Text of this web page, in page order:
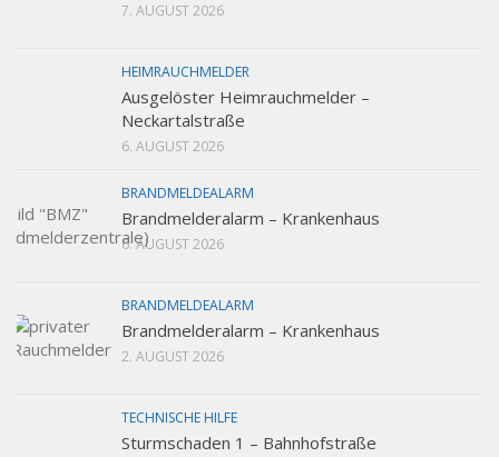
7. AUGUST 2026
HEIMRAUCHMELDER
Ausgelöster Heimrauchmelder –
Neckartalstraße
6. AUGUST 2026
BRANDMELDEALARM
Brandmelderalarm – Krankenhaus
6. AUGUST 2026
BRANDMELDEALARM
Brandmelderalarm – Krankenhaus
2. AUGUST 2026
TECHNISCHE HILFE
Sturmschaden 1 – Bahnhofstraße